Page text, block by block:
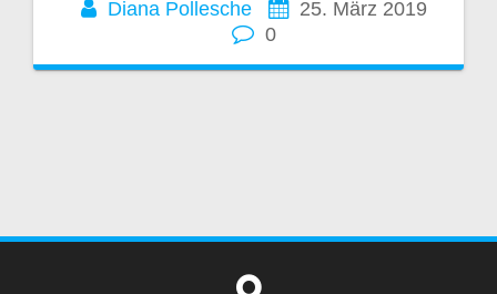
Diana Pollesche
25. März 2019
0